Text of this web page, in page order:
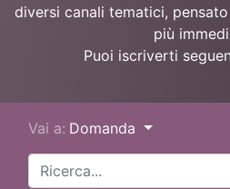
diversi canali tematici,
più
Puoi iscriverti
Vai a: Domanda